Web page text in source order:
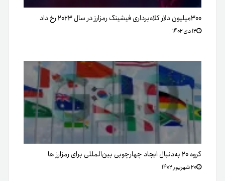
۳۰۰میلیون دلار کلاه‌برداری فیشینگ رمزارز در سال ۲۰۲۳ رخ داد
۱۲ دی ۱۴۰۲
گروه ۲۰ به‌دنبال ایجاد چهارچوبی بین‌المللی برای رمزارز ها
۲۰ شهریور ۱۴۰۲